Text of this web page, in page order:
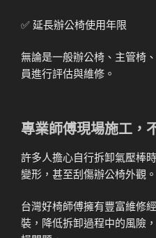
✅ 延長辦公椅使用年限
無論是一般辦公椅、主管椅
員進行評估與維修。
專業師傅現場施工，
許多人擔心自行拆卸氣壓棒
變形，甚至刮傷辦公椅外觀。
台灣好椅師傅擁有豐富維修
裝，降低拆卸過程中的風險